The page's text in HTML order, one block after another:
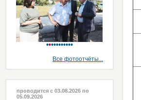
Все фотоотчёты...
проводится с 03.08.2026 по
05.09.2026